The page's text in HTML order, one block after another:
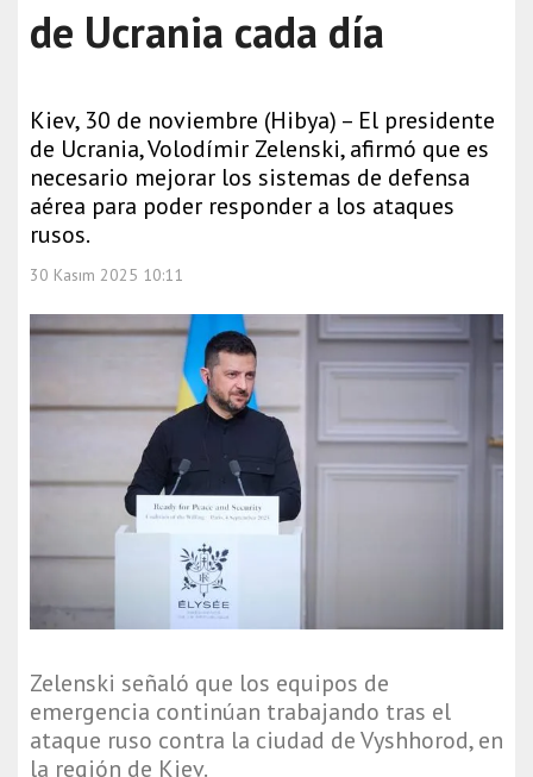
de Ucrania cada día
Kiev, 30 de noviembre (Hibya) – El presidente
de Ucrania, Volodímir Zelenski, afirmó que es
necesario mejorar los sistemas de defensa
aérea para poder responder a los ataques
rusos.
30 Kasım 2025 10:11
Zelenski señaló que los equipos de
emergencia continúan trabajando tras el
ataque ruso contra la ciudad de Vyshhorod, en
la región de Kiev.